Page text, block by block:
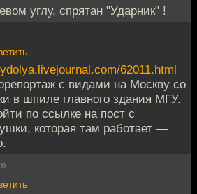
углу, спрятан "Ударник" !
62011.html
с видами на Москву со
в шпиле главного здания МГУ.
по ссылке на пост с
которая там работает —
»